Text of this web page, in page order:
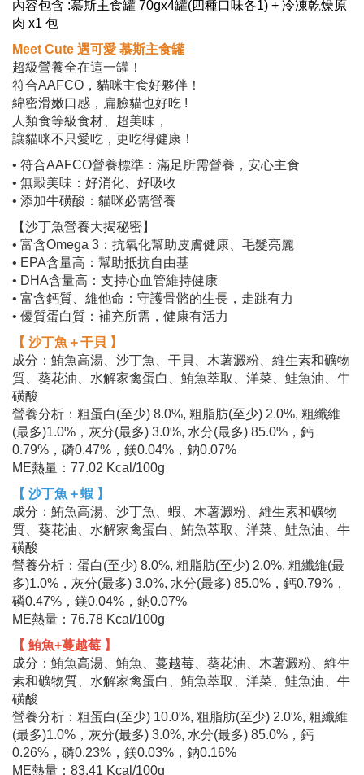
內容包含 :慕斯主食罐 70gx4罐(四種口味各1) + 冷凍乾燥原
肉 x1 包
Meet Cute 遇可愛 慕斯主食罐
超級營養全在這一罐！
符合AAFCO，貓咪主食好夥伴！
綿密滑嫩口感，扁臉貓也好吃 !
人類食等級食材、超美味，
讓貓咪不只愛吃，更吃得健康！
• 符合AAFCO營養標準：滿足所需營養，安心主食
• 無穀美味：好消化、好吸收
• 添加牛磺酸：貓咪必需營養
【沙丁魚營養大揭秘密】
• 富含Omega 3：抗氧化幫助皮膚健康、毛髮亮麗
• EPA含量高：幫助抵抗自由基
• DHA含量高：支持心血管維持健康
• 富含鈣質、維他命：守護骨骼的生長，走跳有力
• 優質蛋白質：補充所需，健康有活力
【 沙丁魚＋干貝 】
成分：鮪魚高湯、沙丁魚、干貝、木薯澱粉、維生素和礦物
質、葵花油、水解家禽蛋白、鮪魚萃取、洋菜、鮭魚油、牛
磺酸
營養分析：粗蛋白(至少) 8.0%, 粗脂肪(至少) 2.0%, 粗纖維
(最多)1.0%，灰分(最多) 3.0%, 水分(最多) 85.0%，鈣
0.79%，磷0.47%，鎂0.04%，鈉0.07%
ME熱量：77.02 Kcal/100g
【 沙丁魚＋蝦 】
成分：鮪魚高湯、沙丁魚、蝦、木薯澱粉、維生素和礦物
質、葵花油、水解家禽蛋白、鮪魚萃取、洋菜、鮭魚油、牛
磺酸
營養分析：蛋白(至少) 8.0%, 粗脂肪(至少) 2.0%, 粗纖維(最
多)1.0%，灰分(最多) 3.0%, 水分(最多) 85.0%，鈣0.79%，
磷0.47%，鎂0.04%，鈉0.07%
ME熱量：76.78 Kcal/100g
【 鮪魚+蔓越莓 】
成分：鮪魚高湯、鮪魚、蔓越莓、葵花油、木薯澱粉、維生
素和礦物質、水解家禽蛋白、鮪魚萃取、洋菜、鮭魚油、牛
磺酸
營養分析：粗蛋白(至少) 10.0%, 粗脂肪(至少) 2.0%, 粗纖維
(最多)1.0%，灰分(最多) 3.0%, 水分(最多) 85.0%，鈣
0.26%，磷0.23%，鎂0.03%，鈉0.16%
ME熱量：83.41 Kcal/100g